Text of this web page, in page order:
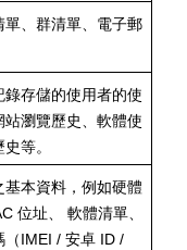
單、群清單、電子郵
錄存儲的使用者的使
站瀏覽歷史、軟體使
等。
本資料，例如硬體
位址、 軟體清單、
（IMEI /安卓 ID /